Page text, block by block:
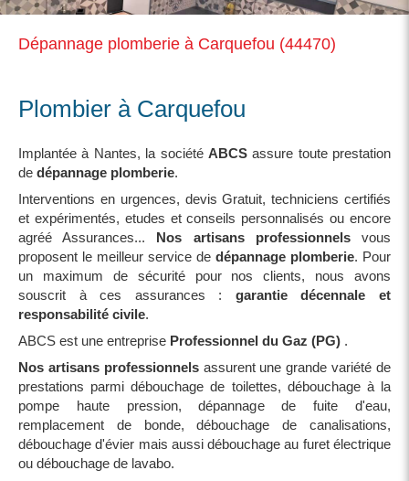
Dépannage plomberie à Carquefou (44470)
Plombier à Carquefou
Implantée à Nantes, la société ABCSassure toute prestation
de dépannage plomberie.
Interventions en urgences, devis Gratuit, techniciens certifiés
et expérimentés, etudes et conseils personnalisés ou encore
agréé Assurances... Nos artisans professionnelsvous
proposent le meilleur service de dépannage plomberie. Pour
un maximum de sécurité pour nos clients, nous avons
souscrit à ces assurances : garantie décennale et
responsabilité civile.
ABCS est une entreprise Professionnel du Gaz (PG) .
Nos artisans professionnelsassurent une grande variété de
prestations parmi débouchage de toilettes, débouchage à la
pompe haute pression, dépannage de fuite d'eau,
remplacement de bonde, débouchage de canalisations,
débouchage d'évier mais aussi débouchage au furet électrique
ou débouchage de lavabo.